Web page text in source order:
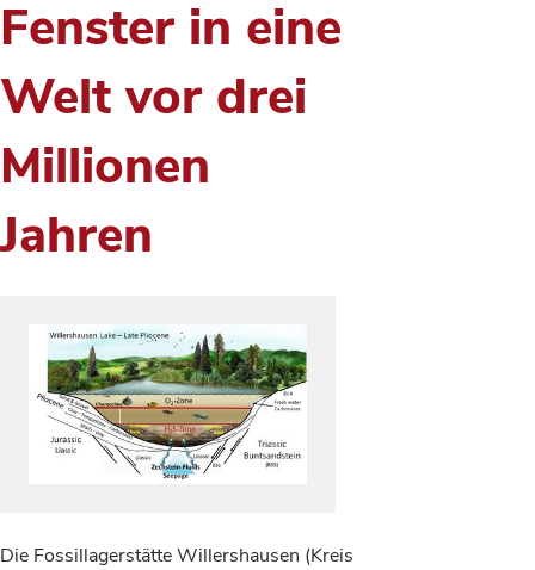
Fenster in eine
Welt vor drei
Millionen
Jahren
Die Fossillagerstätte Willershausen (Kreis